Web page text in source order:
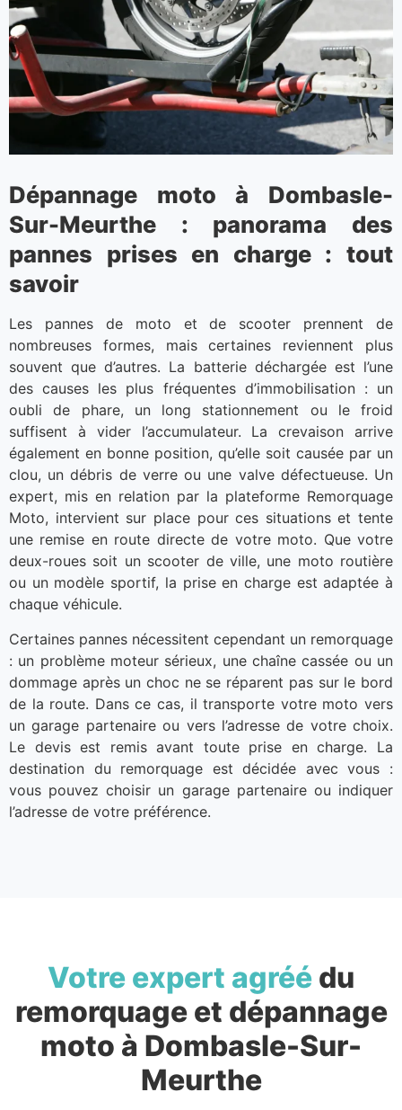
Dépannage moto à Dombasle-
Sur-Meurthe : panorama des
pannes prises en charge : tout
savoir
Les pannes de moto et de scooter prennent de
nombreuses formes, mais certaines reviennent plus
souvent que d’autres. La batterie déchargée est l’une
des causes les plus fréquentes d’immobilisation : un
oubli de phare, un long stationnement ou le froid
suffisent à vider l’accumulateur. La crevaison arrive
également en bonne position, qu’elle soit causée par un
clou, un débris de verre ou une valve défectueuse. Un
expert, mis en relation par la plateforme Remorquage
Moto, intervient sur place pour ces situations et tente
une remise en route directe de votre moto. Que votre
deux-roues soit un scooter de ville, une moto routière
ou un modèle sportif, la prise en charge est adaptée à
chaque véhicule.
Certaines pannes nécessitent cependant un remorquage
: un problème moteur sérieux, une chaîne cassée ou un
dommage après un choc ne se réparent pas sur le bord
de la route. Dans ce cas, il transporte votre moto vers
un garage partenaire ou vers l’adresse de votre choix.
Le devis est remis avant toute prise en charge. La
destination du remorquage est décidée avec vous :
vous pouvez choisir un garage partenaire ou indiquer
l’adresse de votre préférence.
Votre expert agréé du
remorquage et dépannage
moto à Dombasle-Sur-
Meurthe